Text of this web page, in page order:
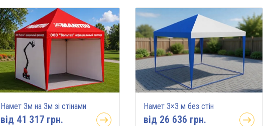
Намет 3м на 3м зі стінами
вiд 41 317 грн.
Намет 3×3 м без стін
вiд 26 636 грн.